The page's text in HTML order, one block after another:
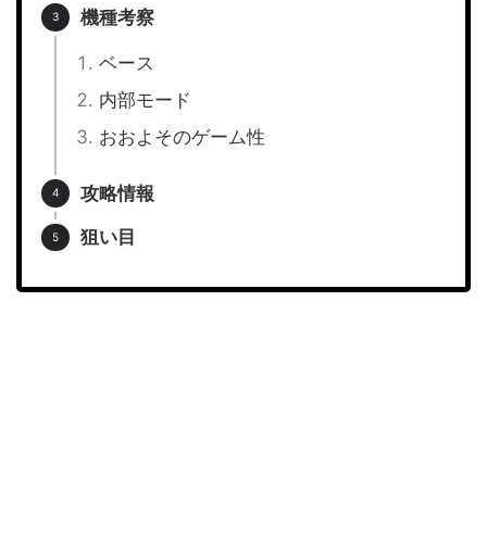
機種考察
ベース
内部モード
おおよそのゲーム性
攻略情報
狙い目